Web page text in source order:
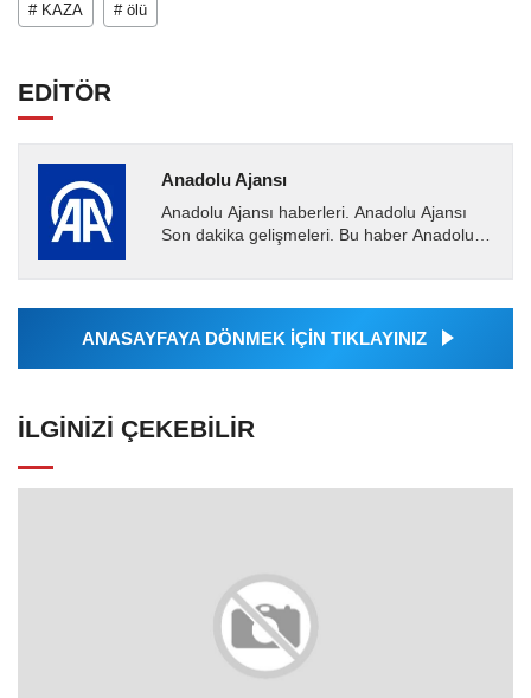
# KAZA # ölü
EDİTÖR
Anadolu Ajansı
Anadolu Ajansı haberleri. Anadolu Ajansı
Son dakika gelişmeleri. Bu haber Anadolu
Ajansı tarafından...
ANASAYFAYA DÖNMEK İÇİN TIKLAYINIZ
İLGINIZI ÇEKEBILIR